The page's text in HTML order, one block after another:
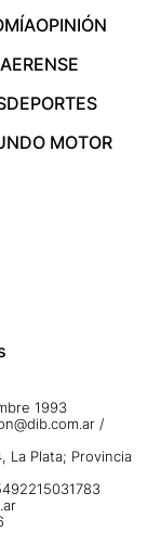
OPINIÓN
DEPORTES
MOTOR
1993
/
La Plata; Provincia